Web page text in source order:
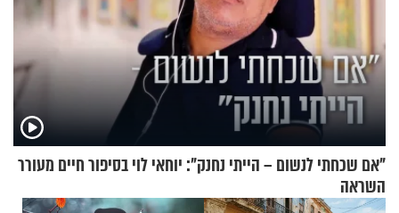
"אם שכחתי לנשום – הייתי נחנק": יוחאי לוי בסיפור חיים מעורר
השראה